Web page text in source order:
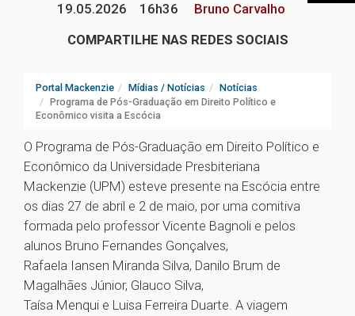
19.05.2026
16h36
Bruno Carvalho
COMPARTILHE NAS REDES SOCIAIS
Portal Mackenzie Mídias / Notícias
Notícias
Programa de Pós-Graduação em Direito Político e
Econômico visita a Escócia
O Programa de Pós-Graduação em Direito Político e
Econômico da Universidade Presbiteriana
Mackenzie (UPM) esteve presente na Escócia entre
os dias 27 de abril e 2 de maio, por uma comitiva
formada pelo professor Vicente Bagnoli e pelos
alunos Bruno Fernandes Gonçalves,
Rafaela Iansen Miranda Silva, Danilo Brum de
Magalhães Júnior, Glauco Silva,
Taísa Menqui e Luisa Ferreira Duarte. A viagem